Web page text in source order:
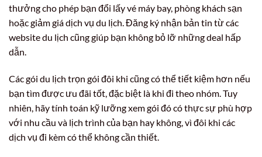
thưởng cho phép bạn đổi lấy vé máy bay, phòng khách sạn
hoặc giảm giá dịch vụ du lịch. Đăng ký nhận bản tin từ các
website du lịch cũng giúp bạn không bỏ lỡ những deal hấp
dẫn.
Các gói du lịch trọn gói đôi khi cũng có thể tiết kiệm hơn nếu
bạn tìm được ưu đãi tốt, đặc biệt là khi đi theo nhóm. Tuy
nhiên, hãy tính toán kỹ lưỡng xem gói đó có thực sự phù hợp
với nhu cầu và lịch trình của bạn hay không, vì đôi khi các
dịch vụ đi kèm có thể không cần thiết.